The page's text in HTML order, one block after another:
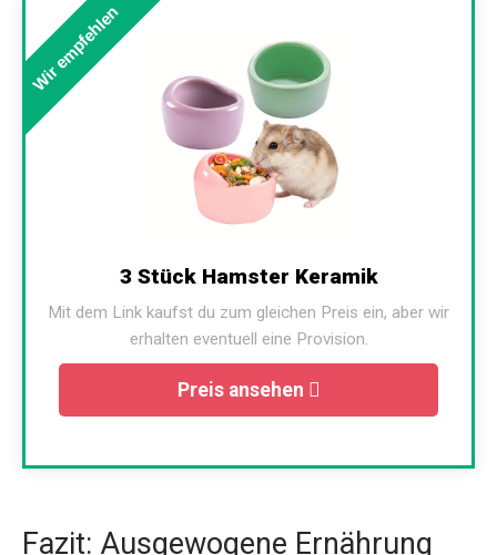
Wir empfehlen
3 Stück Hamster Keramik
Mit dem Link kaufst du zum gleichen Preis ein, aber wir
erhalten eventuell eine Provision.
Preis ansehen
Fazit: Ausgewogene Ernährung